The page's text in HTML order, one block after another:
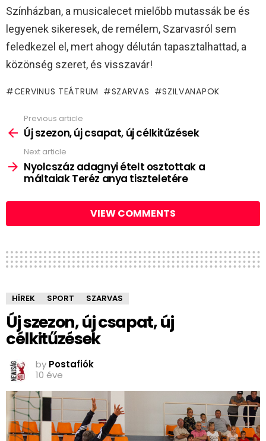
Színházban, a musicalecet mielőbb mutassák be és
legyenek sikeresek, de remélem, Szarvasról sem
feledkezel el, mert ahogy délután tapasztalhattad, a
közönség szeret, és visszavár!
CERVINUS TEÁTRUM SZARVAS SZILVANAPOK
more
Previous article
Új szezon, új csapat, új célkitűzések
Next article
Nyolcszáz adagnyi ételt osztottak a
máltaiak Teréz anya tiszteletére
VIEW COMMENTS
HÍREK SPORT SZARVAS
Új szezon, új csapat, új
célkitűzések
by Postafiók
10 éve